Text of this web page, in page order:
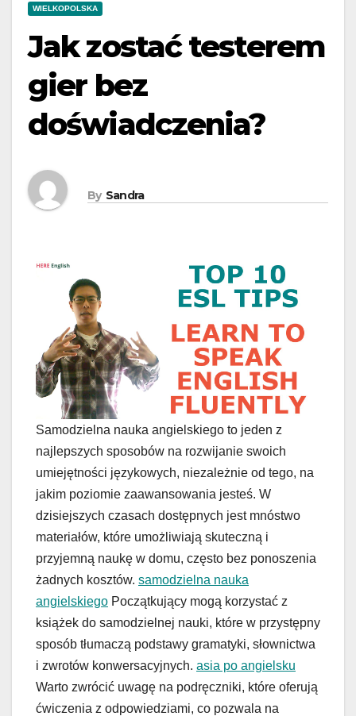
WIELKOPOLSKA
Jak zostać testerem
gier bez
doświadczenia?
By Sandra
Samodzielna nauka angielskiego to jeden z
najlepszych sposobów na rozwijanie swoich
umiejętności językowych, niezależnie od tego, na
jakim poziomie zaawansowania jesteś. W
dzisiejszych czasach dostępnych jest mnóstwo
materiałów, które umożliwiają skuteczną i
przyjemną naukę w domu, często bez ponoszenia
żadnych kosztów. samodzielna nauka
angielskiego Początkujący mogą korzystać z
książek do samodzielnej nauki, które w przystępny
sposób tłumaczą podstawy gramatyki, słownictwa
i zwrotów konwersacyjnych. asia po angielsku
Warto zwrócić uwagę na podręczniki, które oferują
ćwiczenia z odpowiedziami, co pozwala na